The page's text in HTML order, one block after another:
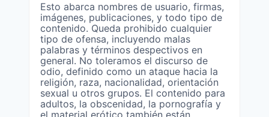
Esto abarca nombres de usuario, firmas,
imágenes, publicaciones, y todo tipo de
contenido. Queda prohibido cualquier
tipo de ofensa, incluyendo malas
palabras y términos despectivos en
general. No toleramos el discurso de
odio, definido como un ataque hacia la
religión, raza, nacionalidad, orientación
sexual u otros grupos. El contenido para
adultos, la obscenidad, la pornografía y